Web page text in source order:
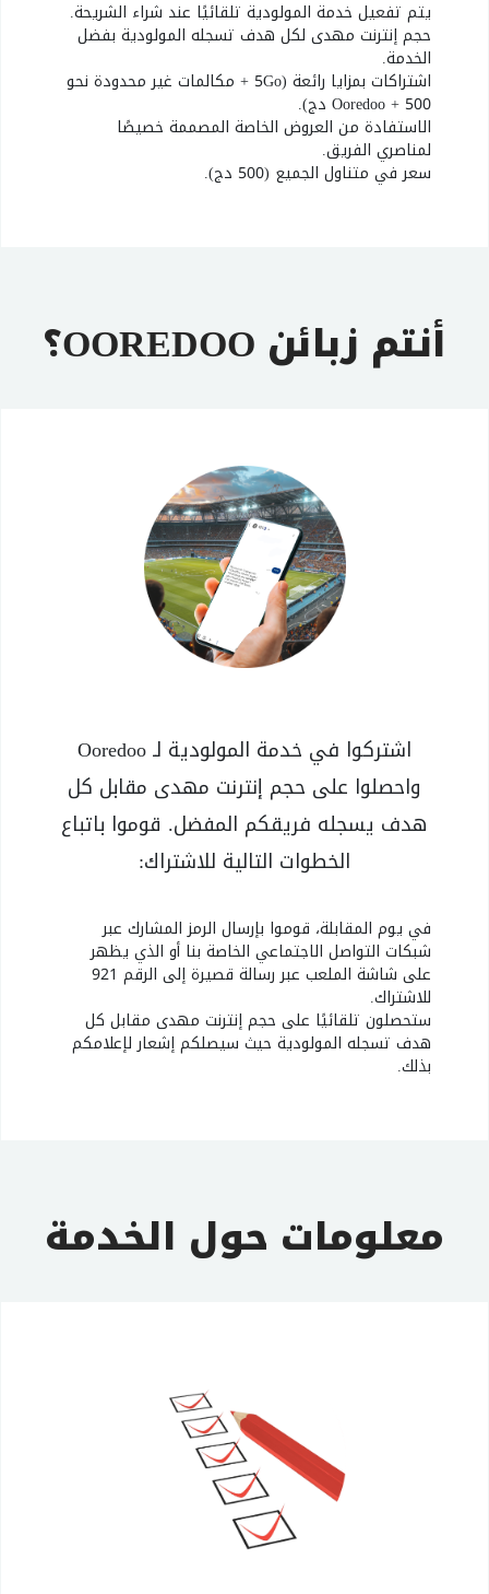
يتم تفعيل خدمة المولودية تلقائيًا عند شراء الشريحة.
حجم إنترنت مهدى لكل هدف تسجله المولودية بفضل
الخدمة.
اشتراكات بمزايا رائعة (5Go + مكالمات غير محدودة نحو
Ooredoo + 500 دج).
الاستفادة من العروض الخاصة المصممة خصيصًا
لمناصري الفريق.
سعر في متناول الجميع (500 دج).
أنتم زبائن OOREDOO؟
اشتركوا في خدمة المولودية لـ Ooredoo
واحصلوا على حجم إنترنت مهدى مقابل كل
هدف يسجله فريقكم المفضل. قوموا باتباع
الخطوات التالية للاشتراك:
في يوم المقابلة، قوموا بإرسال الرمز المشارك عبر
شبكات التواصل الاجتماعي الخاصة بنا أو الذي يظهر
على شاشة الملعب عبر رسالة قصيرة إلى الرقم 921
للاشتراك.
ستحصلون تلقائيًا على حجم إنترنت مهدى مقابل كل
هدف تسجله المولودية حيث سيصلكم إشعار لإعلامكم
بذلك.
معلومات حول الخدمة